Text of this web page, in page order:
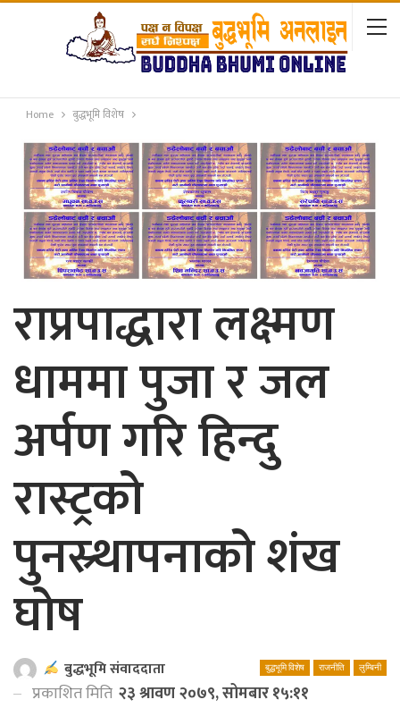
Home बुद्धभूमि विशेष
राप्रपाद्धारा लक्ष्मण
धाममा पुजा र जल
अर्पण गरि हिन्दु
रास्ट्रको
पुनस्र्थापनाको शंख
घोष
बुद्धभूमि विशेष राजनीति लुम्बिनी
बुद्धभूमि संवाददाता
प्रकाशित मिति २३ श्रावण २०७९, सोमबार १५:११